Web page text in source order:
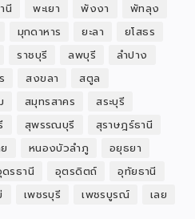
นี พะเยา พังงา
พัทลุง
มุกดาหาร ยะลา
ยโสธร
ราชบุรี ลพบุรี
ลำปาง
สงขลา
สตูล
สมุทรสาคร
สระบุรี
สุพรรณบุรี
สุราษฎร์ธานี
หนองบัวลำภู
อยุธยา
รธานี อุตรดิตถ์
อุทัยธานี
เพชรบุรี เพชรบูรณ์
เลย